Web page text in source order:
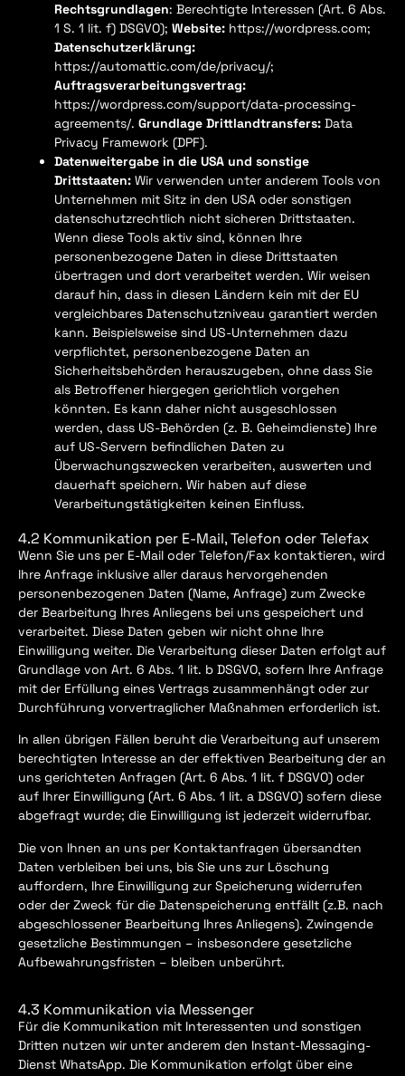
Rechtsgrundlagen: Berechtigte Interessen (Art. 6 Abs.
1 S. 1 lit. f) DSGVO); Website: https://wordpress.com;
Datenschutzerklärung:
https://automattic.com/de/privacy/;
Auftragsverarbeitungsvertrag:
https://wordpress.com/support/data-processing-
agreements/. Grundlage Drittlandtransfers: Data
Privacy Framework (DPF).
Datenweitergabe in die USA und sonstige
Drittstaaten: Wir verwenden unter anderem Tools von
Unternehmen mit Sitz in den USA oder sonstigen
datenschutzrechtlich nicht sicheren Drittstaaten.
Wenn diese Tools aktiv sind, können Ihre
personenbezogene Daten in diese Drittstaaten
übertragen und dort verarbeitet werden. Wir weisen
darauf hin, dass in diesen Ländern kein mit der EU
vergleichbares Datenschutzniveau garantiert werden
kann. Beispielsweise sind US-Unternehmen dazu
verpflichtet, personenbezogene Daten an
Sicherheitsbehörden herauszugeben, ohne dass Sie
als Betroffener hiergegen gerichtlich vorgehen
könnten. Es kann daher nicht ausgeschlossen
werden, dass US-Behörden (z. B. Geheimdienste) Ihre
auf US-Servern befindlichen Daten zu
Überwachungszwecken verarbeiten, auswerten und
dauerhaft speichern. Wir haben auf diese
Verarbeitungstätigkeiten keinen Einfluss.
4.2 Kommunikation per E-Mail, Telefon oder Telefax
Wenn Sie uns per E-Mail oder Telefon/Fax kontaktieren, wird
Ihre Anfrage inklusive aller daraus hervorgehenden
personenbezogenen Daten (Name, Anfrage) zum Zwecke
der Bearbeitung Ihres Anliegens bei uns gespeichert und
verarbeitet. Diese Daten geben wir nicht ohne Ihre
Einwilligung weiter. Die Verarbeitung dieser Daten erfolgt auf
Grundlage von Art. 6 Abs. 1 lit. b DSGVO, sofern Ihre Anfrage
mit der Erfüllung eines Vertrags zusammenhängt oder zur
Durchführung vorvertraglicher Maßnahmen erforderlich ist.
In allen übrigen Fällen beruht die Verarbeitung auf unserem
berechtigten Interesse an der effektiven Bearbeitung der an
uns gerichteten Anfragen (Art. 6 Abs. 1 lit. f DSGVO) oder
auf Ihrer Einwilligung (Art. 6 Abs. 1 lit. a DSGVO) sofern diese
abgefragt wurde; die Einwilligung ist jederzeit widerrufbar.
Die von Ihnen an uns per Kontaktanfragen übersandten
Daten verbleiben bei uns, bis Sie uns zur Löschung
auffordern, Ihre Einwilligung zur Speicherung widerrufen
oder der Zweck für die Datenspeicherung entfällt (z.B. nach
abgeschlossener Bearbeitung Ihres Anliegens). Zwingende
gesetzliche Bestimmungen – insbesondere gesetzliche
Aufbewahrungsfristen – bleiben unberührt.
4.3 Kommunikation via Messenger
Für die Kommunikation mit Interessenten und sonstigen
Dritten nutzen wir unter anderem den Instant-Messaging-
Dienst WhatsApp. Die Kommunikation erfolgt über eine